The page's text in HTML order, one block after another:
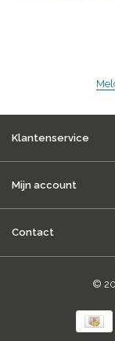
Klantenservice
Mijn account
Contact
©